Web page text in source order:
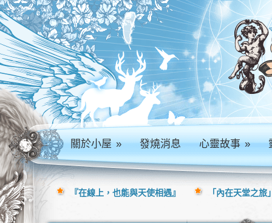
關於小屋» 發燒消息 心靈故事»
『在線上，也能與天使相遇』 「內在天堂之